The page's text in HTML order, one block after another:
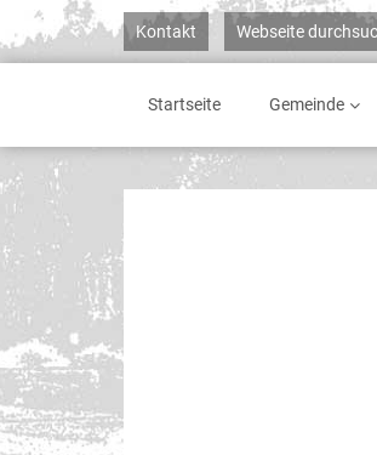
Kontakt Webseite
Startseite Gemeinde